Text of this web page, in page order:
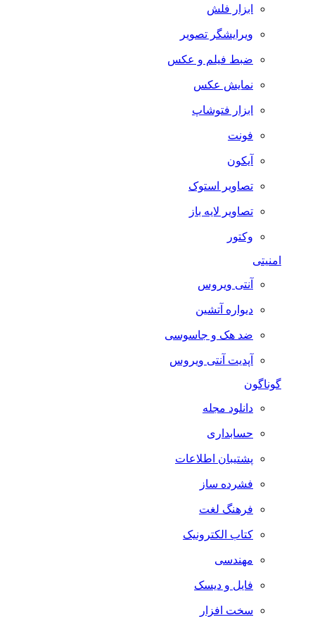
ابزار فلش
ویرایشگر تصویر
ضبط فيلم و عكس
نمایش عکس
ابزار فتوشاپ
فونت
آیکون
تصاویر استوک
تصاویر لایه باز
وکتور
امنیتی
آنتی ویروس
دیواره آتشین
ضد هک و جاسوسی
آپدیت آنتی ویروس
گوناگون
دانلود مجله
حسابداری
پشتیبان اطلاعات
فشرده ساز
فرهنگ لغت
کتاب الکترونیک
مهندسی
فایل و دیسک
سخت افزار